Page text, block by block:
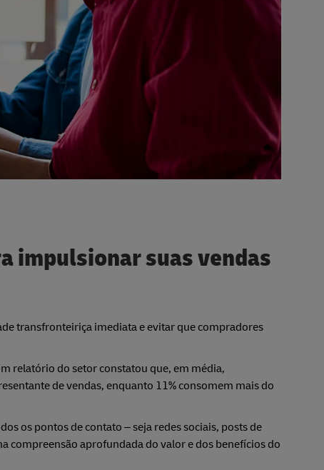
impulsionar suas vendas
transfronteiriça imediata e evitar que compradores
relatório do setor constatou que, em média,
de vendas, enquanto 11% consomem mais do
os pontos de contato – seja redes sociais, posts de
compreensão aprofundada do valor e dos benefícios do